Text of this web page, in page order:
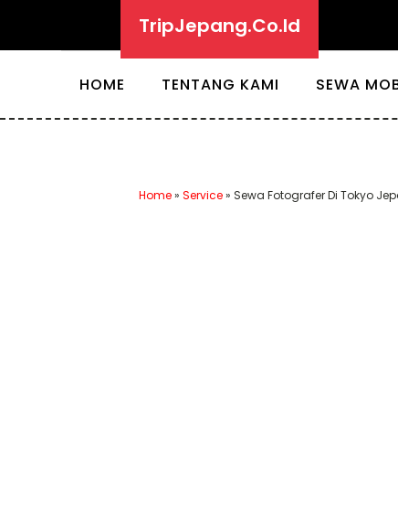
TripJepang.Co.Id
HOME TENTANG KAMI SEWA
Home» Service» Sewa Fotografer Di Tokyo